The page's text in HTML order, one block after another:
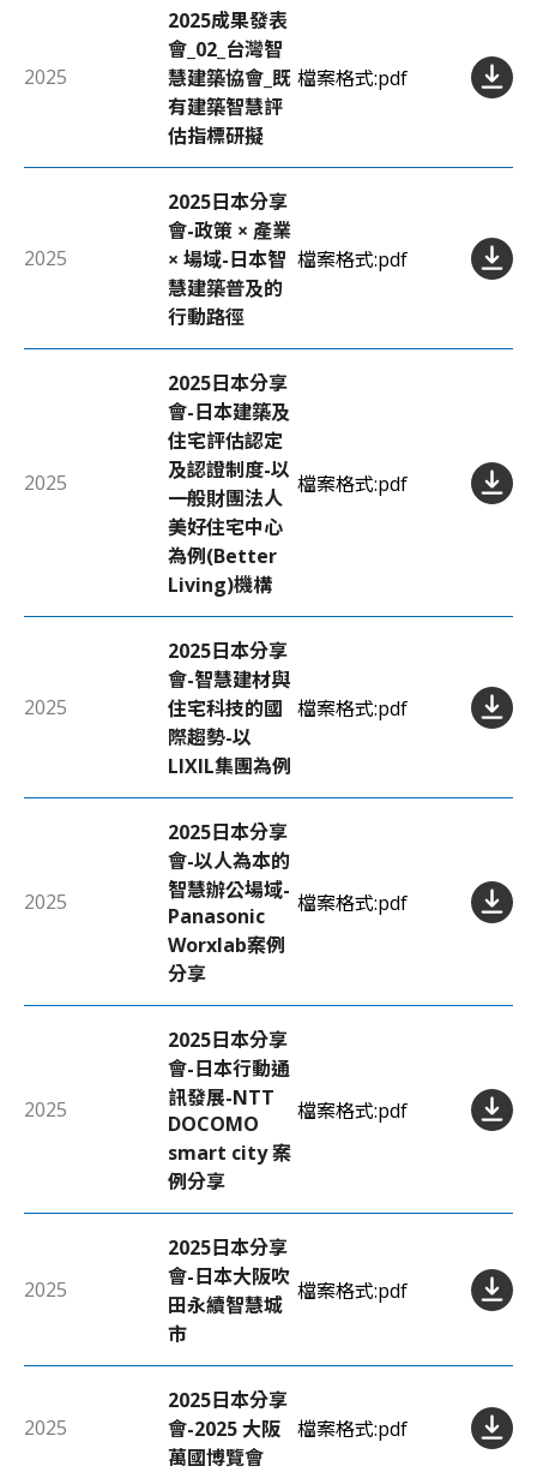
2025
2025成果發表
會_02_台灣智
慧建築協會_既
有建築智慧評
估指標研擬
檔案格式:pdf
2025
2025日本分享
會-政策 × 產業
× 場域-日本智
慧建築普及的
行動路徑
檔案格式:pdf
2025
2025日本分享
會-日本建築及
住宅評估認定
及認證制度-以
一般財團法人
美好住宅中心
為例(Better
Living)機構
檔案格式:pdf
2025
2025日本分享
會-智慧建材與
住宅科技的國
際趨勢-以
LIXIL集團為例
檔案格式:pdf
2025
2025日本分享
會-以人為本的
智慧辦公場域-
Panasonic
Worxlab案例
分享
檔案格式:pdf
2025
2025日本分享
會-日本行動通
訊發展-NTT
DOCOMO
smart city 案
例分享
檔案格式:pdf
2025
2025日本分享
會-日本大阪吹
田永續智慧城
市
檔案格式:pdf
2025
2025日本分享
會-2025 大阪
萬國博覽會
檔案格式:pdf
確認
送出